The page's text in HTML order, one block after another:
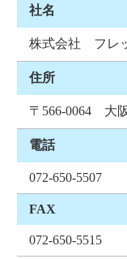
社名
株式会社 フレ
住所
〒566-0064 大
電話
072-650-5507
FAX
072-650-5515